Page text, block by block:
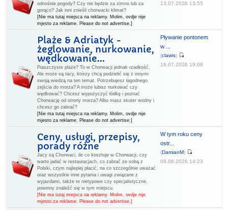
odnośnie pogody? Czy nie będzie za zimno lub za
gorąco? Jak inni znieśli chorwacki klimat?
[Nie ma tutaj miejsca na reklamy. Molim, ovdje nije
mjesto za reklame. Please do not advertise.]
13.07.2026 13:55
Plaże & Adriatyk -
żeglowanie, nurkowanie,
wędkowanie...
Piaszczyste plaże? To w Chorwacji jednak rzadkość.
Ale może są tacy, którzy chcą podzielić się z innymi
swoją wiedzą na ten temat. Potrzebujesz łagodnego
zejścia do morza? A może lubisz nurkować czy
wędkować? Chcesz wypożyczyć łódkę i poznać
Chorwację od strony morza? Albo masz skuter wodny i
chcesz go zabrać?
[Nie ma tutaj miejsca na reklamy. Molim, ovdje nije
mjesto za reklame. Please do not advertise.]
Pływanie pontonem
w ...
(clawis)
16.07.2026 19:08
Ceny, usługi, przepisy,
porady różne
Jacy są Chorwaci, ile co kosztuje w Chorwacji, czy
warto jadać w restauracjach, co zabrać ze sobą z
Polski, czym najlepiej płacić, na co szczególnie uważać
oraz wszystkie inne pytania i uwagi związane z
wyjazdami, także te nietypowe czy specjalistyczne,
powinny znaleźć się w tym miejscu.
[Nie ma tutaj miejsca na reklamy. Molim, ovdje nije
mjesto za reklame. Please do not advertise.]
W tym roku ceny
ostr...
(DamianM)
08.08.2026 14:23